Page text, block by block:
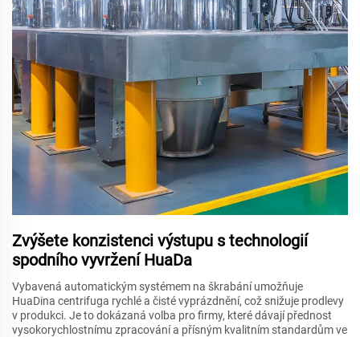
Zvýšete konzistenci výstupu s technologií
spodního vyvržení HuaDa
Vybavená automatickým systémem na škrabání umožňuje
HuaDina centrifuga rychlé a čisté vyprázdnění, což snižuje prodlevy
v produkci. Je to dokázaná volba pro firmy, které dávají přednost
vysokorychlostnímu zpracování a přísným kvalitním standardům ve